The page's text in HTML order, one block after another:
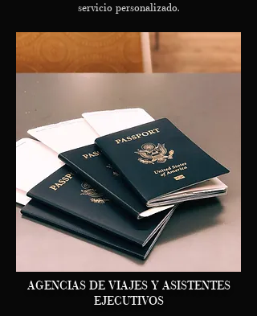
servicio personalizado.
AGENCIAS DE VIAJES Y ASISTENTES
EJECUTIVOS